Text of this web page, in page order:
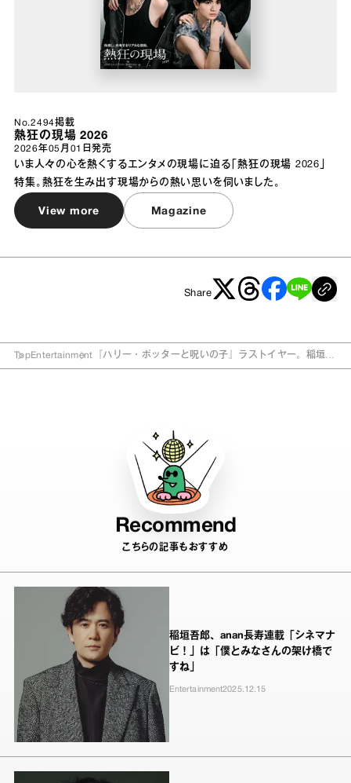
No.2494掲載
熱狂の現場 2026
2026年05月01日 発売
いま人々の心を熱くするエンタメの現場に迫る「熱狂の現場 2026」
特集。熱狂を生み出す現場からの熱い思いを伺いました。
View more Magazine
Share
TopEntertainment 『ハリー・ポッターと呪いの子』ラストイヤー。稲垣吾
Recommend
こちらの記事もおすすめ
稲垣吾郎、anan長寿連載「シネマナ
ビ！」は「僕とみなさんの架け橋で
すね」
Entertainment2025.12.15